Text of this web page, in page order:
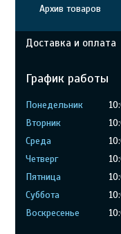
Архив товаров
Доставка и оплата
График работы
Понедельник
Вторник
Среда
Четверг
Пятница
Суббота
Воскресенье